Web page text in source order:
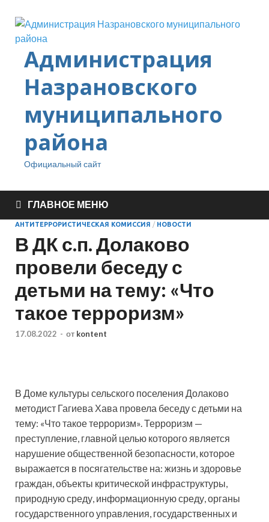
Администрация
Назрановского
муниципального
района
Официальный сайт
ГЛАВНОЕ МЕНЮ
АНТИТЕРРОРИСТИЧЕСКАЯ КОМИССИЯ / НОВОСТИ
В ДК с.п. Долаково
провели беседу с
детьми на тему: «Что
такое терроризм»
17.08.2022 - от kontent
В Доме культуры сельского поселения Долаково
методист Гагиева Хава провела беседу с детьми на
тему: «Что такое терроризм». Терроризм —
преступление, главной целью которого является
нарушение общественной безопасности, которое
выражается в посягательстве на: жизнь и здоровье
граждан, объекты критической инфраструктуры,
природную среду, информационную среду, органы
государственного управления, государственных и